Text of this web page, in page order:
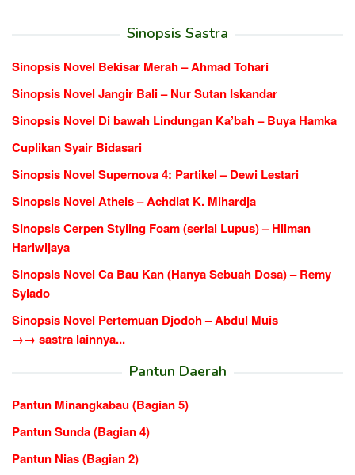
Sinopsis Sastra
Sinopsis Novel Bekisar Merah – Ahmad Tohari
Sinopsis Novel Jangir Bali – Nur Sutan Iskandar
Sinopsis Novel Di bawah Lindungan Ka’bah – Buya Hamka
Cuplikan Syair Bidasari
Sinopsis Novel Supernova 4: Partikel – Dewi Lestari
Sinopsis Novel Atheis – Achdiat K. Mihardja
Sinopsis Cerpen Styling Foam (serial Lupus) – Hilman
Hariwijaya
Sinopsis Novel Ca Bau Kan (Hanya Sebuah Dosa) – Remy
Sylado
Sinopsis Novel Pertemuan Djodoh – Abdul Muis
→→ sastra lainnya...
Pantun Daerah
Pantun Minangkabau (Bagian 5)
Pantun Sunda (Bagian 4)
Pantun Nias (Bagian 2)